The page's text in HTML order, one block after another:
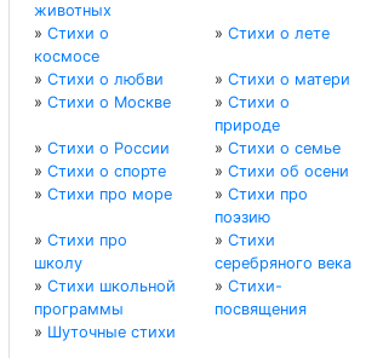
животных
» Стихи о
космосе
» Стихи о лете
» Стихи о любви » Стихи о матери
» Стихи о Москве » Стихи о
природе
» Стихи о России » Стихи о семье
» Стихи о спорте » Стихи об осени
» Стихи про море » Стихи про
поэзию
» Стихи про
школу
» Стихи
серебряного века
» Стихи школьной
программы
» Стихи-
посвящения
» Шуточные стихи